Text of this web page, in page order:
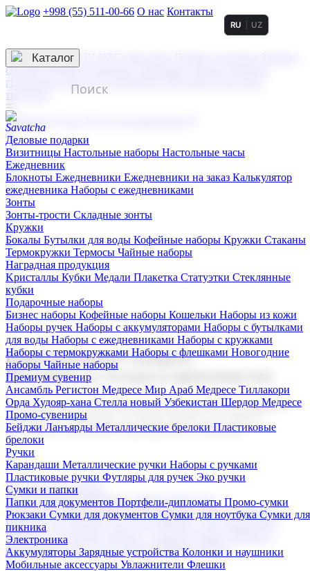
+998 (55) 511-00-66 О нас Контакты
3D гравировка
смолой (Doming)
гравировка твердая
тиснение
RU UZ
☰
Контакты
Каталог
Деловые подарки
Визитницы Настольные наборы Настольные часы
Ежедневник
Блокноты Ежедневники Ежедневники на заказ Калькулятор
ежедневника Наборы с ежедневниками
Зонты
Зонты-трости Складные зонты
Кружки
Бокалы Бутылки для воды Кофейные наборы Кружки Стаканы
Термокружки Термосы Чайные наборы
Наградная продукция
Kристаллы Кубки Медали Плакетка Статуэтки Стеклянные
кубки
Подарочные наборы
Бизнес наборы Кофейные наборы Кошельки Наборы из кожи
Наборы ручек Наборы с аккумуляторами Наборы с бутылками
для воды Наборы с ежедневниками Наборы с кружками
Наборы с термокружками Наборы с флешками Новогодние
наборы Чайные наборы
Премиум сувенир
Ансамбль Регистон Медресе Мир Араб Медресе Тиллакори
Орда Худояр-хана Стелла новый Узбекистан Шердор Медресе
Промо-сувениры
Бейджи Ланъярды Металлические брелоки Пластиковые
брелоки
Ручки
Карандаши Металлические ручки Наборы с ручками
Пластиковые ручки Футляры для ручек Эко ручки
Сумки и папки
Папки для документов Портфели-дипломаты Промо-сумки
Рюкзаки Сумки для документов Сумки для ноутбука Сумки для
пикника
Электроника
Аккумуляторы Зарядные устройства Колонки и наушники
Мобильные аксессуары Увлажнители Флешки
Корпоративные подарки
Поставка со склада и производство
Мы предлагаем широкий выбор корпоративных подарков и
сувениров с логотипом. В нашем каталоге вы найдете
продукцию для бизнеса, мероприятия и клиентов.
Подарочные наборы
Бизнес наборыКофейные наборы Кошельки
Наборы из кожиНаборы ручекНаборы с аккумуляторами
Наборы с бутылками для воды
Наборы с ежедневниками
Наборы с кружками
флешкамиНовогодние наборыЧайные наборы